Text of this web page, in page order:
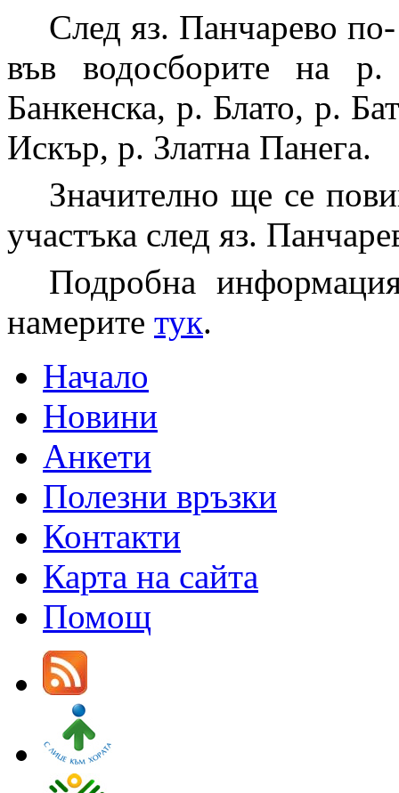
След яз. Панчарево
във водосборите на
Банкенска, р. Блато, р.
Искър, р. Златна Панега.
Значително ще се
участъка след яз.
Подробна
намерите тук.
Начало
Новини
Анкети
Полезни връзки
Контакти
Карта на сайта
Помощ